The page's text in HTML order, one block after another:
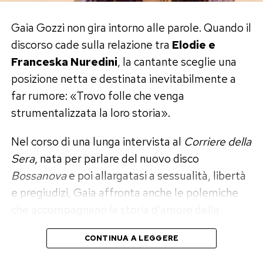
quasi surreale: nel 2024 la Nasa ha intitolato un
asteroide ad Annalisa.
Il corpo celeste si chiama20014 Annalisa, con
una motivazione che riassume perfettamente il
personaggio: laureata in fisica, ma capace di
lasciare il segno soprattutto nella musica.
Il matrimonio con Francesco Muglia
Sul fronte privato, Annalisa è sposata dal 2023
con l’imprenditore Francesco Muglia. Le nozze si
di San Francesco d’Assisi, con una cerimonia
intima e pochi invitati.
Gaia Gozzi non gira intorno alle parole. Quando il
discorso cade sulla relazione tra Elodie e
Franceska Nuredini, la cantante sceglie una
posizione netta e destinata inevitabilmente a
far rumore: «Trovo folle che venga
strumentalizzata la loro storia».
Nel corso di una lunga intervista al Corriere della
Sera, nata per parlare del nuovo disco
Bossanovae poi allargatasi a sessualità, libertà
e pregiudizi, Gaia affronta anche le polemiche
collega e amica.
CONTINUA A LEGGERE